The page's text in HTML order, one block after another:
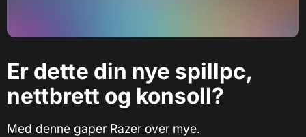
Er dette din nye spillpc,
nettbrett og konsoll?
Med denne gaper Razer over mye.